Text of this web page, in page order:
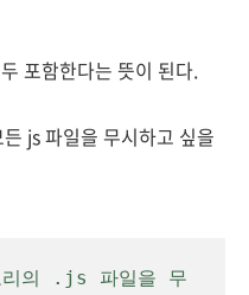
포함한다는 뜻이 된다.
js 파일을 무시하고 싶을
리의 .js 파일을 무